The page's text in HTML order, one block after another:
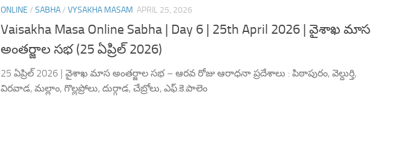
ONLINE / SABHA/ VYSAKHA MASAM APRIL 25, 2026
Vaisakha Masa Online Sabha | Day 6 | 25th April 2026 | వైశాఖ మాస
అంతర్జాల సభ (25 ఏప్రిల్ 2026)
25 ఏప్రిల్ 2026 | వైశాఖ మాస అంతర్జాల సభ – ఆరవ రోజు ఆరాధనా ప్రదేశాలు : పిఠాపురం, వెల్దుర్తి,
విరవాడ, మల్లాం, గొల్లప్రోలు, దుర్గాడ, చేబ్రోలు, ఎఫ్.కె.పాలెం